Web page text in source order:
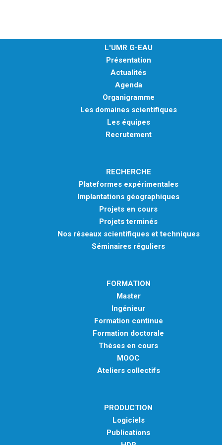
NOTES THÉMATIQUES
L'UMR G-EAU
Présentation
Actualités
Agenda
Organigramme
Les domaines scientifiques
Les équipes
Recrutement
RECHERCHE
Plateformes expérimentales
Implantations géographiques
Projets en cours
Projets terminés
Nos réseaux scientifiques et techniques
Séminaires réguliers
FORMATION
Master
Ingénieur
Formation continue
Formation doctorale
Thèses en cours
MOOC
Ateliers collectifs
PRODUCTION
Logiciels
Publications